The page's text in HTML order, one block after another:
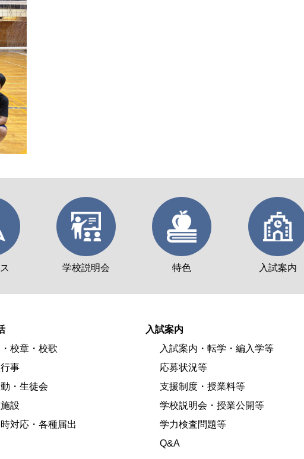
学校説明会 特色 入試案内
校章・校歌
事
・生徒会
設
対応・各種届出
入試案内
入試案内・転学・編入学等
応募状況等
支援制度・授業料等
学校説明会・授業公開等
学力検査問題等
Q&A